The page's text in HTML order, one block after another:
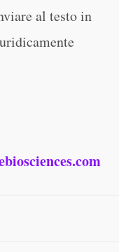
al testo in